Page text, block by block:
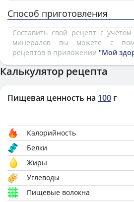
Способ приготовления
Составить свой рецепт с
минералов вы можете с
рецептов в приложении "Мой
Калькулятор рецепта
Пищевая ценность на 100 г
Калорийность
Белки
Жиры
Углеводы
Пищевые волокна